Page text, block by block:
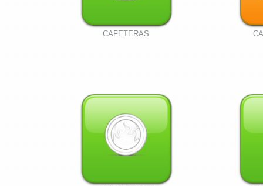
CAFETERAS